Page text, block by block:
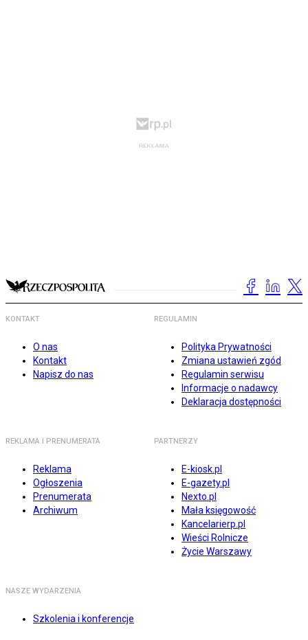
KONTAKT
O nas
Kontakt
Napisz do nas
REGULAMIN
Polityka Prywatności
Zmiana ustawień zgód
Regulamin serwisu
Informacje o nadawcy
Deklaracja dostępności
REKLAMA I PRENUMERATA
Reklama
Ogłoszenia
Prenumerata
Archiwum
PARTNERZY
E-kiosk.pl
E-gazety.pl
Nexto.pl
Mała księgowość
Kancelarierp.pl
Wieści Rolnicze
Życie Warszawy
NASZE WYDARZENIA
Szkolenia i konferencje